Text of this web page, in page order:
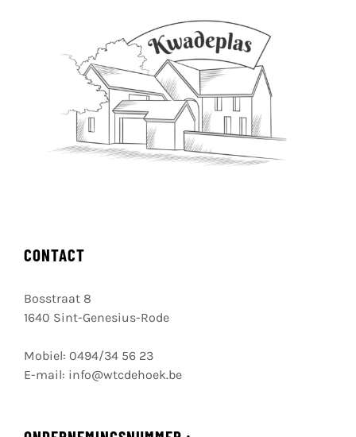
CONTACT
Bosstraat 8
1640 Sint-Genesius-Rode
Mobiel: 0494/34 56 23
E-mail: info@wtcdehoek.be